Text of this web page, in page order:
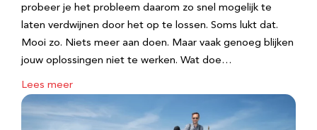
probeer je het probleem daarom zo snel mogelijk te
laten verdwijnen door het op te lossen. Soms lukt dat.
Mooi zo. Niets meer aan doen. Maar vaak genoeg blijken
jouw oplossingen niet te werken. Wat doe…
Lees meer